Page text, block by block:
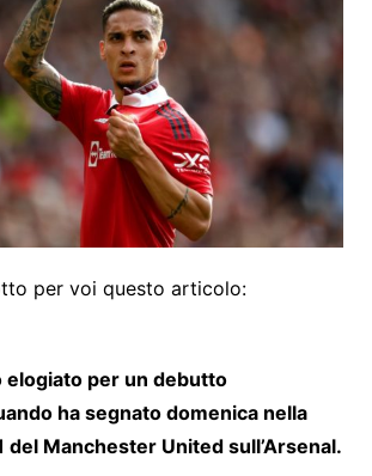
per voi questo articolo:
elogiato per un debutto
ha segnato domenica nella
Manchester United sull’Arsenal.